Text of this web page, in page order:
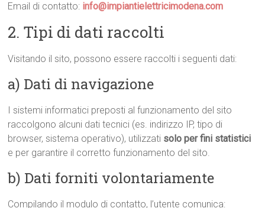
Email di contatto: info@impiantielettricimodena.com
2. Tipi di dati raccolti
Visitando il sito, possono essere raccolti i seguenti dati:
a) Dati di navigazione
I sistemi informatici preposti al funzionamento del sito
raccolgono alcuni dati tecnici (es. indirizzo IP, tipo di
browser, sistema operativo), utilizzati solo per fini statistici
e per garantire il corretto funzionamento del sito.
b) Dati forniti volontariamente
Compilando il modulo di contatto, l’utente comunica: